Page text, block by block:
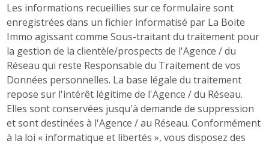
Les informations recueillies sur ce formulaire sont
enregistrées dans un fichier informatisé par La Boite
Immo agissant comme Sous-traitant du traitement pour
la gestion de la clientèle/prospects de l'Agence / du
Réseau qui reste Responsable du Traitement de vos
Données personnelles. La base légale du traitement
repose sur l'intérêt légitime de l'Agence / du Réseau.
Elles sont conservées jusqu'à demande de suppression
et sont destinées à l'Agence / au Réseau. Conformément
à la loi « informatique et libertés », vous disposez des